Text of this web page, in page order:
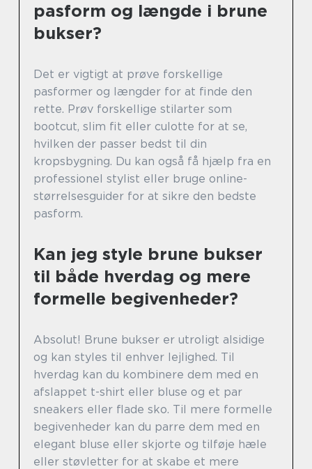
pasform og længde i brune
bukser?
Det er vigtigt at prøve forskellige
pasformer og længder for at finde den
rette. Prøv forskellige stilarter som
bootcut, slim fit eller culotte for at se,
hvilken der passer bedst til din
kropsbygning. Du kan også få hjælp fra en
professionel stylist eller bruge online-
størrelsesguider for at sikre den bedste
pasform.
Kan jeg style brune bukser
til både hverdag og mere
formelle begivenheder?
Absolut! Brune bukser er utroligt alsidige
og kan styles til enhver lejlighed. Til
hverdag kan du kombinere dem med en
afslappet t-shirt eller bluse og et par
sneakers eller flade sko. Til mere formelle
begivenheder kan du parre dem med en
elegant bluse eller skjorte og tilføje hæle
eller støvletter for at skabe et mere